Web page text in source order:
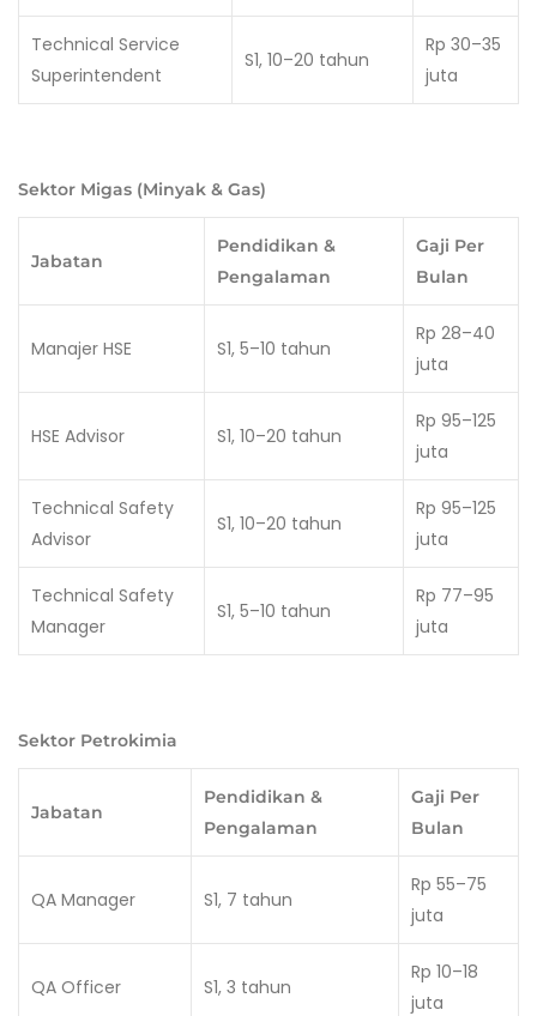
Technical Service
Superintendent
S1, 10–20 tahun
Rp 30–35
juta
Sektor Migas (Minyak & Gas)
Jabatan
Pendidikan &
Pengalaman
Gaji Per
Bulan
Manajer HSE S1, 5–10 tahun
Rp 28–40
juta
HSE Advisor S1, 10–20 tahun
Rp 95–125
juta
Technical Safety
Advisor
S1, 10–20 tahun
Rp 95–125
juta
Technical Safety
Manager
S1, 5–10 tahun
Rp 77–95
juta
Sektor Petrokimia
Jabatan
Pendidikan &
Pengalaman
Gaji Per
Bulan
QA Manager S1, 7 tahun
Rp 55–75
juta
QA Officer S1, 3 tahun
Rp 10–18
juta